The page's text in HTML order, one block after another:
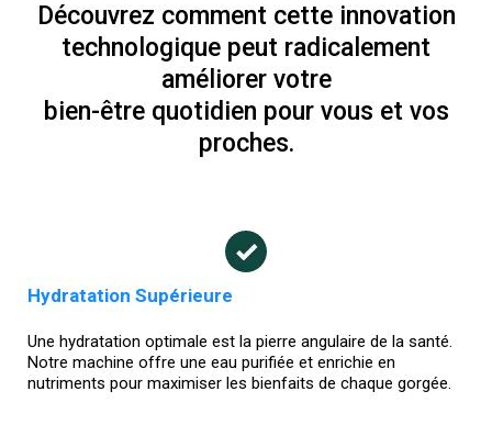
Découvrez comment cette innovation
technologique peut radicalement
améliorer votre
bien-être quotidien pour vous et vos
proches.
Hydratation Supérieure
Une hydratation optimale est la pierre angulaire de la santé.
Notre machine offre une eau purifiée et enrichie en
nutriments pour maximiser les bienfaits de chaque gorgée.